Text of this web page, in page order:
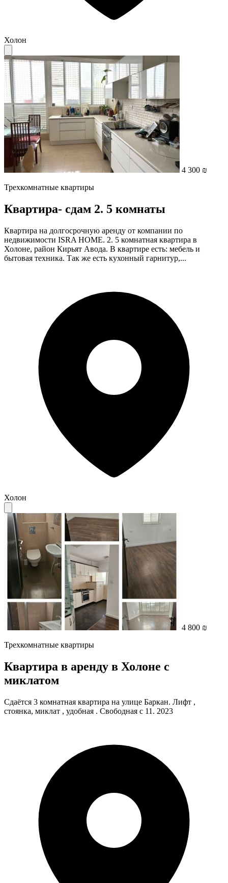
Холон
4 300 ₪
Трехкомнатные квартиры
Квартира- cдам 2. 5 комнаты
Квартира на долгосрочную аренду от компании по
недвижимости ISRA HOME. 2. 5 комнатная квартира в
Холоне, район Кирьят Авода. В квартире есть: мебель и
бытовая техника. Так же есть кухонный гарнитур,...
Холон
4 800 ₪
Трехкомнатные квартиры
Квартира в аренду в Холоне с
миклатом
Сдаётся 3 комнатная квартира на улице Баркан. Лифт ,
стоянка, миклат , удобная . Свободная с 11. 2023